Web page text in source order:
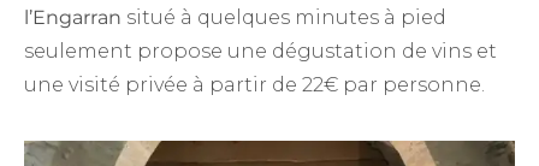
l’Engarran situé à quelques minutes à pied
seulement propose une dégustation de vins et
une visité privée à partir de 22€ par personne.